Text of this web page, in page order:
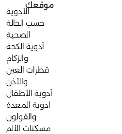
موقعك
الأدوية
حسب الحالة
الصحية
أدوية الكحة
والزكام
قطرات العين
والأذن
أدوية الأطفال
ادوية المعدة
والقولون
مسكنات الألم